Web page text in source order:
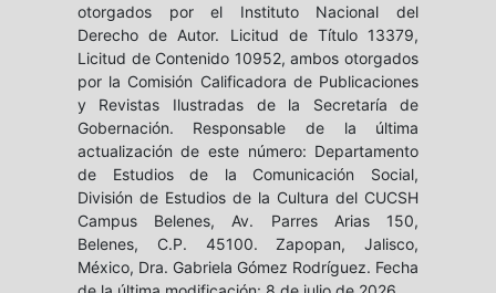
otorgados por el Instituto Nacional del
Derecho de Autor. Licitud de Título 13379,
Licitud de Contenido 10952, ambos otorgados
por la Comisión Calificadora de Publicaciones
y Revistas Ilustradas de la Secretaría de
Gobernación. Responsable de la última
actualización de este número: Departamento
de Estudios de la Comunicación Social,
División de Estudios de la Cultura del CUCSH
Campus Belenes, Av. Parres Arias 150,
Belenes, C.P. 45100. Zapopan, Jalisco,
México, Dra. Gabriela Gómez Rodríguez. Fecha